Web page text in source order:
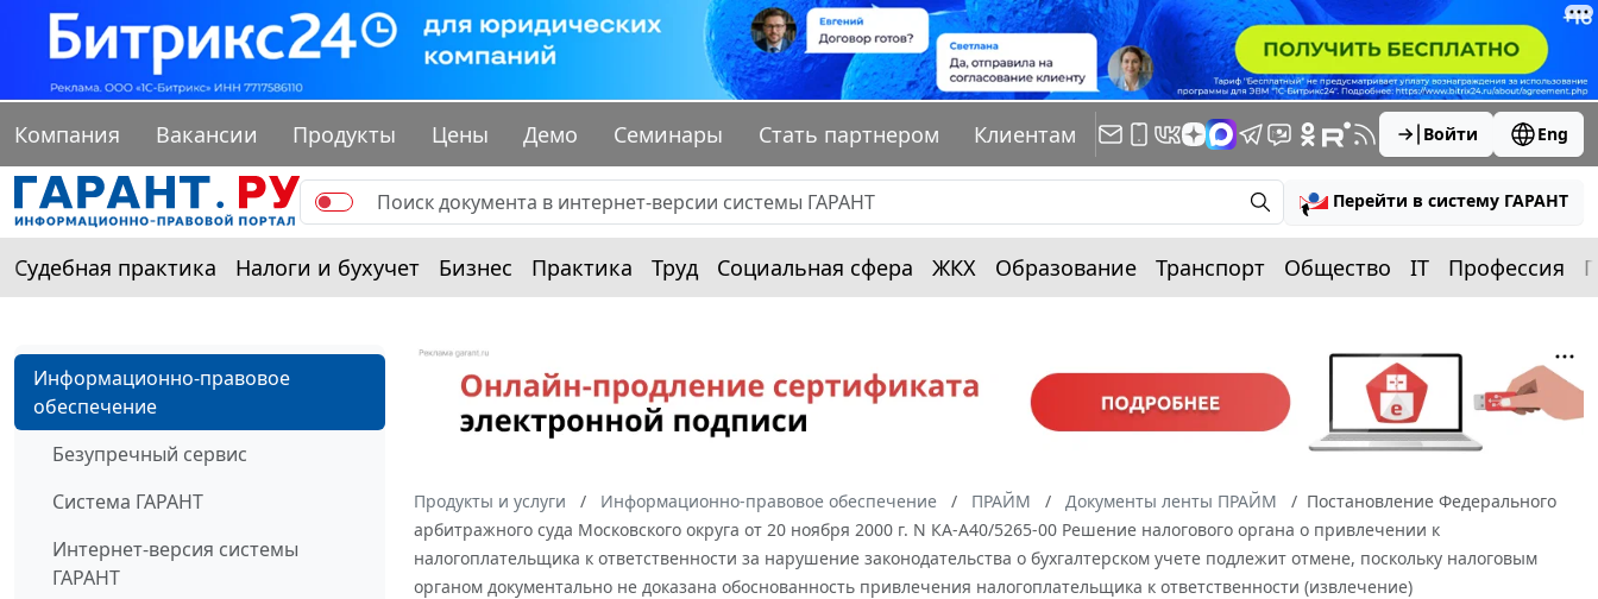
Компания Вакансии Продукты Цены Демо Семинары Стать партнером Клиентам Войти Eng
Перейти в систему ГАРАНТ
Судебная практика Налоги и бухучет Бизнес Практика Труд Социальная сфера ЖКХ Образование Транспорт Общество IT Профессия
Информационно-правовое
обеспечение
Безупречный сервис
Система ГАРАНТ
Интернет-версия системы
ГАРАНТ
Продукты и услуги Информационно-правовое обеспечение ПРАЙМ Документы ленты ПРАЙМ
Постановление Федерального
арбитражного суда Московского округа от 20 ноября 2000 г. N КА-А40/5265-00 Решение налогового органа о привлечении к
налогоплательщика к ответственности за нарушение законодательства о бухгалтерском учете подлежит отмене, поскольку налоговым
органом документально не доказана обоснованность привлечения налогоплательщика к ответственности (извлечение)